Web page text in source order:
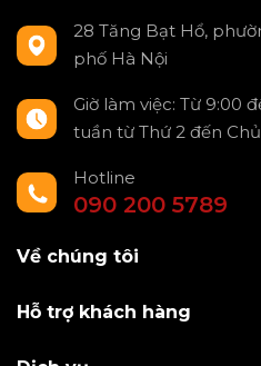
28 Tăng Bạt Hổ,
phố Hà Nội
Giờ làm việc: Từ 9:00
tuần từ Thứ 2 đến
Hotline
090 200 5789
Về chúng tôi
Hỗ trợ khách hàng